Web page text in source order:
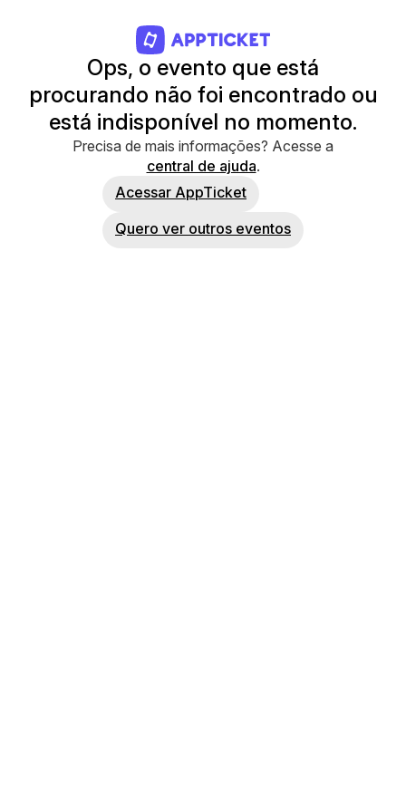
Ops, o evento que está
procurando não foi encontrado ou
está indisponível no momento.
Precisa de mais informações? Acesse a
central de ajuda.
Acessar AppTicket
Quero ver outros eventos